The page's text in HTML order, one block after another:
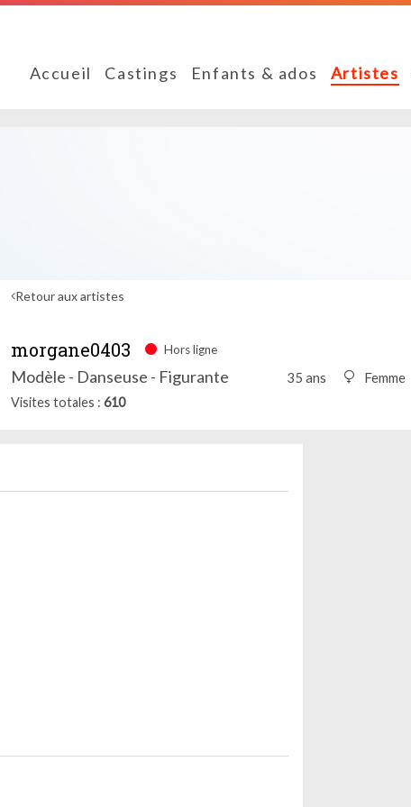
Accueil Castings Enfants & ados Artistes
Retour aux artistes
morgane0403 Hors ligne
Modèle - Danseuse - Figurante 35 ans Femme
Visites totales 610